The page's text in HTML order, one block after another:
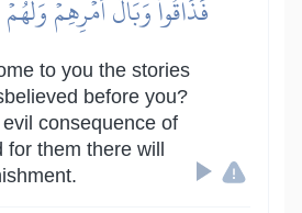
فَذَاقُواْ وَبَالَ أَمۡرِهِمۡ
to you the stories
before you?
consequence of
them there will